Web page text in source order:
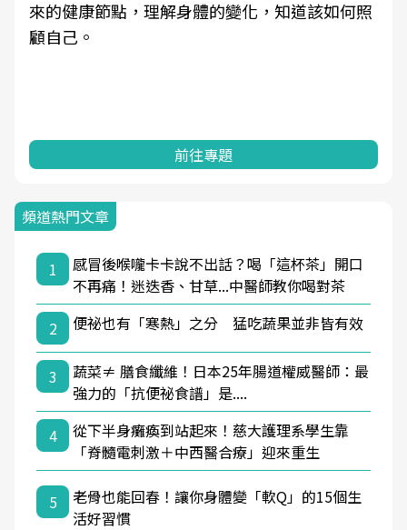
來的健康節點，理解身體的變化，知道該如何照
顧自己。
前往專題
頻道熱門文章
1
感冒後喉嚨卡卡說不出話？喝「這杯茶」開口
不再痛！迷迭香、甘草...中醫師教你喝對茶
2
便祕也有「寒熱」之分 猛吃蔬果並非皆有效
3
蔬菜≠ 膳食纖維！日本25年腸道權威醫師：最
強力的「抗便祕食譜」是....
4
從下半身癱瘓到站起來！慈大護理系學生靠
「脊髓電刺激＋中西醫合療」迎來重生
5
老骨也能回春！讓你身體變「軟Q」的15個生
活好習慣